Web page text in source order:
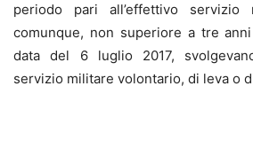
periodo pari all’effettivo servizio
comunque, non superiore a tre
data del 6 luglio 2017,
servizio militare volontario, di leva o